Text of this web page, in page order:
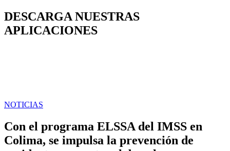
DESCARGA NUESTRAS
APLICACIONES
NOTICIAS
Con el programa ELSSA del IMSS en
Colima, se impulsa la prevención de